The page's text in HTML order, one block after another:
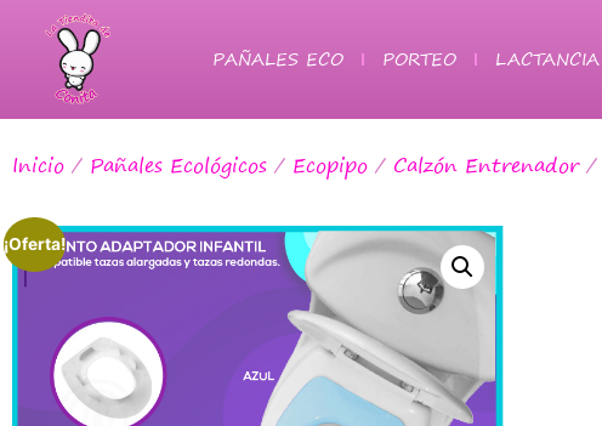
PAÑALES ECO PORTEO
Inicio / Pañales Ecológicos / Ecopipo / Calzón Entrenador/
¡Oferta!